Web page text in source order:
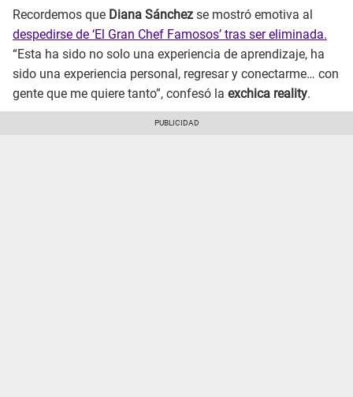
Recordemos que Diana Sánchez se mostró emotiva al
despedirse de ‘El Gran Chef Famosos’ tras ser eliminada.
“Esta ha sido no solo una experiencia de aprendizaje, ha
sido una experiencia personal, regresar y conectarme… con
gente que me quiere tanto”, confesó la exchica reality.